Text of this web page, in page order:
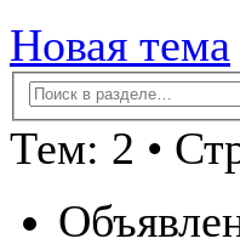
Новая тема
Тем: 2 •